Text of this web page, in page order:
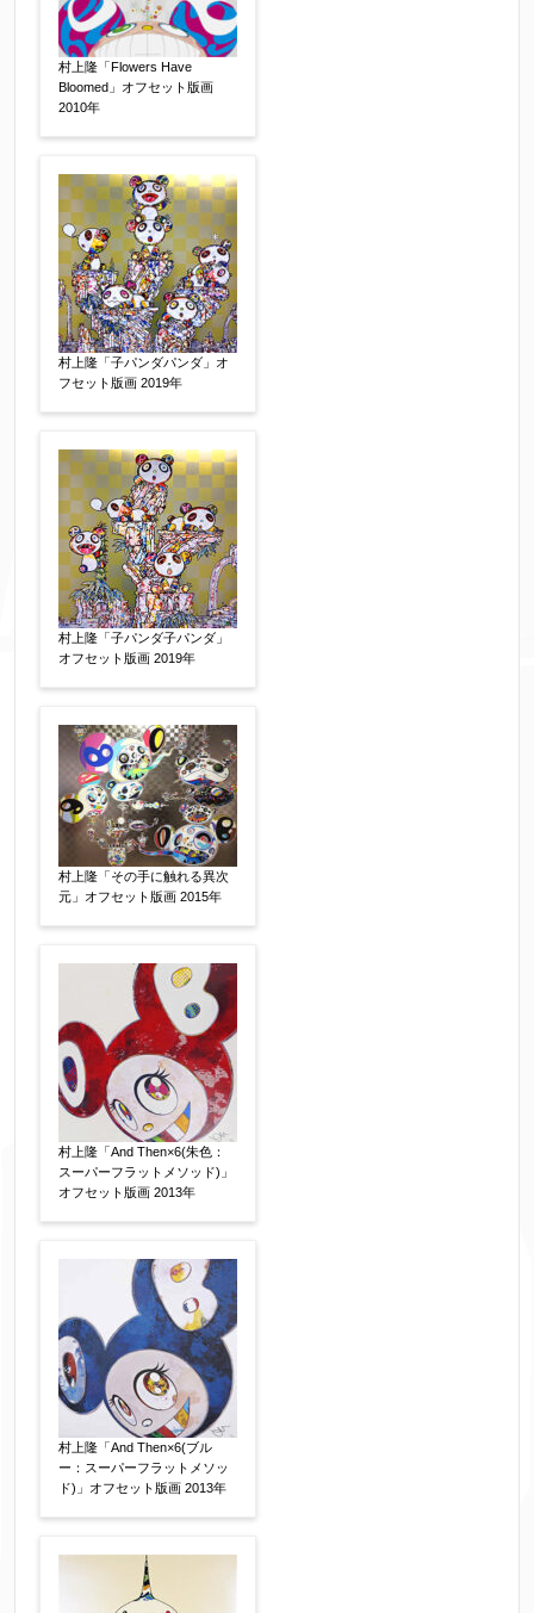
売却希望時期 【任意】
すぐに売りたい
その他
会社名：
査定額：
※他社様からご提示された査定額がございました
らお知らせください。その価格が適切かお返事申
し上げます。
作品コンディション
その他 【任意】
添付画像 【任意】
にてお送りください。
※追加や複数点ある場合はフォーム送信後に送ら
れてくる送信確認メール記載のアドレスからもお
送り頂けます。
お客様情報をご入力ください。
【必須】
村上隆「Flowers Have
Bloomed」オフセット版画
2010年
村上隆「子パンダパンダ」オ
フセット版画 2019年
村上隆「子パンダ子パンダ」
オフセット版画 2019年
村上隆「その手に触れる異次
元」オフセット版画 2015年
村上隆「And Then×6(朱色：
スーパーフラットメソッド)」
オフセット版画 2013年
村上隆「And Then×6(ブル
ー：スーパーフラットメソッ
ド)」オフセット版画 2013年